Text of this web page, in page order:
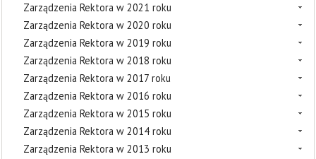
Zarządzenia Rektora w 2021 roku
Zarządzenia Rektora w 2020 roku
Zarządzenia Rektora w 2019 roku
Zarządzenia Rektora w 2018 roku
Zarządzenia Rektora w 2017 roku
Zarządzenia Rektora w 2016 roku
Zarządzenia Rektora w 2015 roku
Zarządzenia Rektora w 2014 roku
Zarządzenia Rektora w 2013 roku